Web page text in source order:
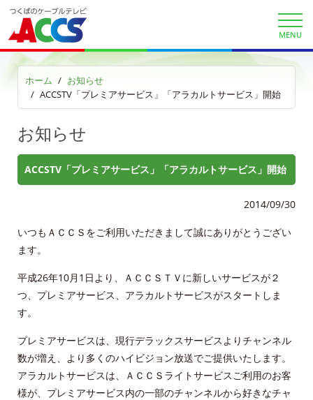
MENU
ホーム
お知らせ
ACCSTV「プレミアサービス」「アラカルトサービス」開始
お知らせ
ACCSTV「プレミアサービス」「アラカルトサービス」開始
2014/09/30
いつもＡＣＣＳをご利用いただきまして誠にありがとうござい
ます。
平成26年10月1日より、ＡＣＣＳＴＶに新しいサービスが２
つ、プレミアサービス、アラカルトサービスがスタートしま
す。
プレミアサービスは、現行デラックスサービスよりチャンネル
数が増え、より多くのハイビジョン放送でご提供いたします。
アラカルトサービスは、ＡＣＣＳライトサービスご利用のお客
様が、プレミアサービス内の一部のチャンネルから好きなチャ
各種手続き
申込・資料請求
お問合せ
財団案内
ごあいさつ
法人情報
ＡＣＣＳ番組基準
個人情報保護方針
人材募集